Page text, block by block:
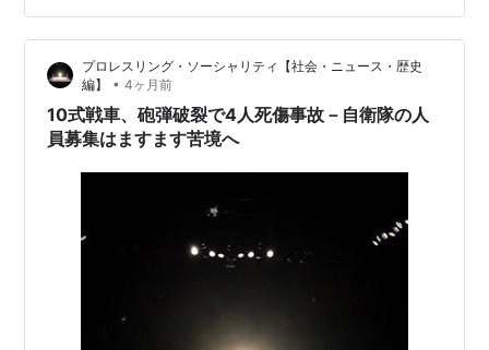
落下してきた遊具に挟まれ、死亡する事故が発生した。
東京ドーム…
プロレスリング・ソーシャリティ【社会・ニュース・歴史
編】
• 4ヶ月前
10式戦車、砲弾破裂で4人死傷事故－自衛隊の人
員募集はますます苦境へ